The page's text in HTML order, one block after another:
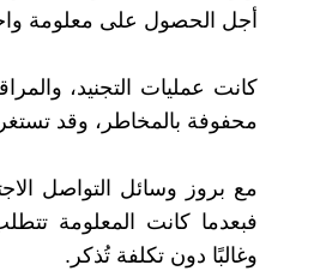
أجل الحصول على معلومة
كانت عمليات التجنيد،
محفوفة بالمخاطر، وقد
مع بروز وسائل التواصل
فبعدما كانت المعلومة
وغالبًا دون تكلفة تُذكر.